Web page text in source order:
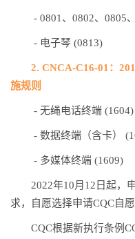
- 0801、0802、0805
- 电子琴 (0813)
2. CNCA-C16-01：
施规则
- 无绳电话终端 (1604)
- 数据终端（含卡）
- 多媒体终端 (1609)
2022年10月12日起，
求，自愿选择申请CQC自愿
CQC根据新执行条例